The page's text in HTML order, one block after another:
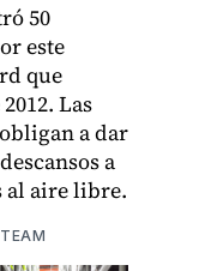
50
este
que
Las
a dar
a
al aire libre.